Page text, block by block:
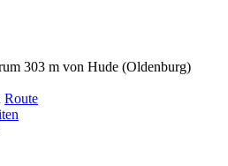
303 m von Hude (Oldenburg)
Route